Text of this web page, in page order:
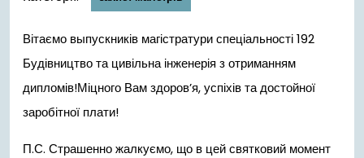
Вітаємо выпускників магістратури спеціальності 192
Будівництво та цивільна інженерія з отриманням
дипломів!Міцного Вам здоров’я, успіхів та достойної
заробітної плати!
П.С. Страшенно жалкуємо, що в цей святковий момент